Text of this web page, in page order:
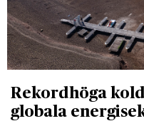
Rekordhöga
globala